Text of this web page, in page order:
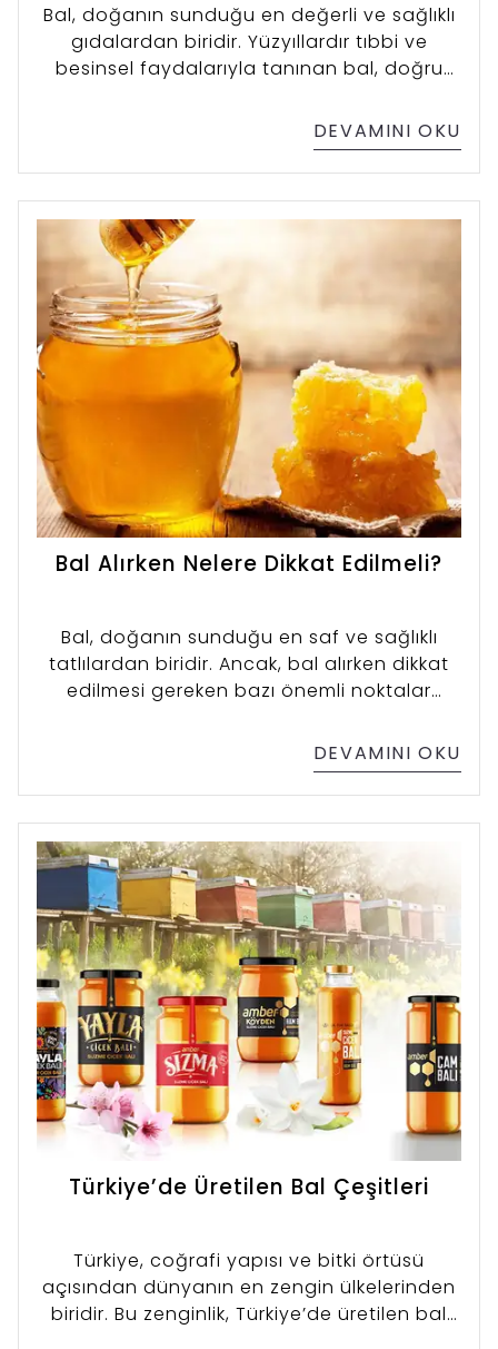
Bal, doğanın sunduğu en değerli ve sağlıklı
gıdalardan biridir. Yüzyıllardır tıbbi ve
besinsel faydalarıyla tanınan bal, doğru
besin değerlerini kaybedebilir. Ancak, doğal
bal uygun şartlar altında saklandığında
uzun süre taze kalabilir. Bu yazımızda, balın
nasıl muhafaza edilmesi gerektiğiyle ilgili
ipuçlarını ve tavsiyeleri paylaşacağız.
DEVAMINI OKU
Bal Alırken Nelere Dikkat Edilmeli?
Bal, doğanın sunduğu en saf ve sağlıklı
tatlılardan biridir. Ancak, bal alırken dikkat
edilmesi gereken bazı önemli noktalar
ve katkı maddesi eklenmiş bal
bulunmaktadır. Gerçek ve doğal balı ayırt
edebilmek için doğru bilgilere sahip olmak,
sağlıklı ve kaliteli bir seçim yapmanıza
yardımcı olacaktır.
DEVAMINI OKU
Türkiye’de Üretilen Bal Çeşitleri
Türkiye, coğrafi yapısı ve bitki örtüsü
açısından dünyanın en zengin ülkelerinden
biridir. Bu zenginlik, Türkiye’de üretilen bal